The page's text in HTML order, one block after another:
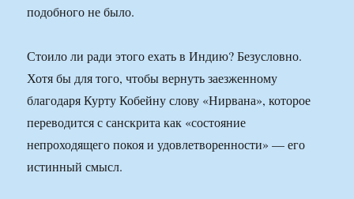
подобного не было.
Стоило ли ради этого ехать в Индию? Безусловно.
Хотя бы для того, чтобы вернуть заезженному
благодаря Курту Кобейну слову «Нирвана», которое
переводится с санскрита как «состояние
непроходящего покоя и удовлетворенности» — его
истинный смысл.